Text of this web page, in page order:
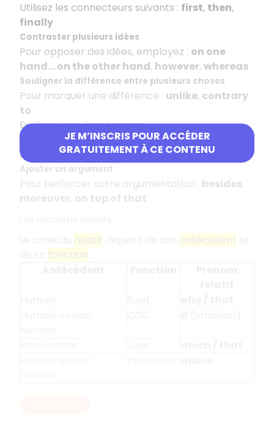
JE M’INSCRIS POUR ACCÉDER
GRATUITEMENT À CE CONTENU
Utilisez les connecteurs suivants : first, then,
finally
Contraster plusieurs idées
Pour opposer des idées, employez : on one
hand... on the other hand, however, whereas
Souligner la différence entre plusieurs choses
Pour marquer une différence : unlike, contrary
to
Expliquer, exprimer la cause
Pour indiquer une cause ou une explication :
because,since, as
Ajouter un argument
Pour renforcer votre argumentation : besides,
moreover, on top of that
relatif antécédent